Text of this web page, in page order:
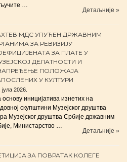
…
Детаљније »
МДС УПУЋЕН ДРЖАВНИМ
ЗА РЕВИЗИЈУ
ЗА ПЛАТЕ У
ДЕЛАТНОСТИ И
ПОЛОЖАЈА
У КУЛТУРИ
јула 2026.
основу иницијатива изнетих на
скупштини Музејског друштва
Музејског друштва Србије државним
Министарство …
Детаљније »
ЗА ПОВРАТАК КОЛЕГЕ